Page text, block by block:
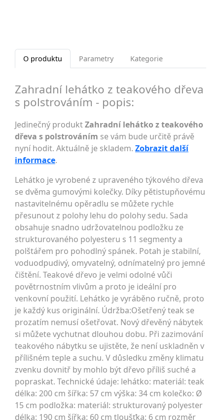
O produktu Parametry Kategorie
Zahradní lehátko z teakového dřeva
s polstrováním - popis:
Jedinečný produktZahradní lehátko z teakového
dřeva s polstrováním se vám bude určitě právě
nyní hodit. Aktuálně je skladem. Zobrazit další
informace.
Lehátko je vyrobené z upraveného týkového dřeva
se dvěma gumovými kolečky. Díky pětistupňovému
nastavitelnému opěradlu se můžete rychle
přesunout z polohy lehu do polohy sedu. Sada
obsahuje snadno udržovatelnou podložku ze
strukturovaného polyesteru s 11 segmenty a
polštářem pro pohodlný spánek. Potah je stabilní,
voduodpudivý, omyvatelný, odnímatelný pro jemné
čištění. Teakové dřevo je velmi odolné vůči
povětrnostním vlivům a proto je ideální pro
venkovní použití. Lehátko je vyráběno ručně, proto
je každý kus originální. Údržba:Ošetřený teak se
prozatím nemusí ošetřovat. Nový dřevěný nábytek
si můžete vychutnat dlouhou dobu. Při zazimování
teakového nábytku se ujistěte, že není uskladněn v
přílišném teple a suchu. V důsledku změny klimatu
zvenku dovnitř by mohlo být dřevo příliš suché a
popraskat. Technické údaje: lehátko: materiál: teak
délka: 200 cm šířka: 57 cm výška: 34 cm kolečko: Ø
15 cm podložka: materiál: strukturovaný polyester
délka: 190 cm šířka: 60 cm tloušťka: 6 cm rozměr